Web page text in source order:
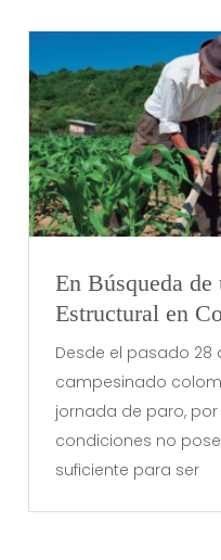
En Búsqueda
Estructural en
Desde el pasado 28
campesinado
jornada de paro,
condiciones no
suficiente para ser